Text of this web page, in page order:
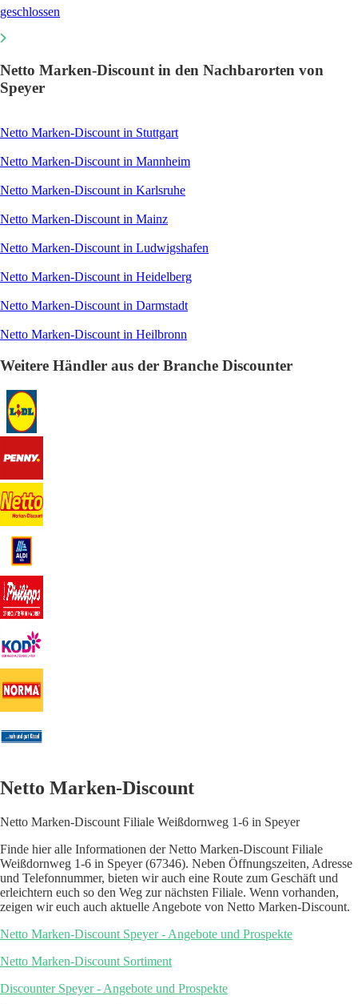
geschlossen
Netto Marken-Discount in den Nachbarorten von
Speyer
Netto Marken-Discount in Stuttgart
Netto Marken-Discount in Mannheim
Netto Marken-Discount in Karlsruhe
Netto Marken-Discount in Mainz
Netto Marken-Discount in Ludwigshafen
Netto Marken-Discount in Heidelberg
Netto Marken-Discount in Darmstadt
Netto Marken-Discount in Heilbronn
Weitere Händler aus der Branche Discounter
Netto Marken-Discount
Netto Marken-Discount Filiale Weißdornweg 1-6 in Speyer
Finde hier alle Informationen der Netto Marken-Discount Filiale
Weißdornweg 1-6 in Speyer (67346). Neben Öffnungszeiten, Adresse
und Telefonnummer, bieten wir auch eine Route zum Geschäft und
erleichtern euch so den Weg zur nächsten Filiale. Wenn vorhanden,
zeigen wir euch auch aktuelle Angebote von Netto Marken-Discount.
Netto Marken-Discount Speyer - Angebote und Prospekte
Netto Marken-Discount Sortiment
Discounter Speyer - Angebote und Prospekte